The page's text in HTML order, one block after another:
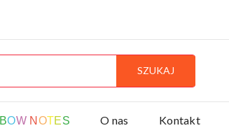
SZUKAJ
BOW N OTES O nas Kontakt